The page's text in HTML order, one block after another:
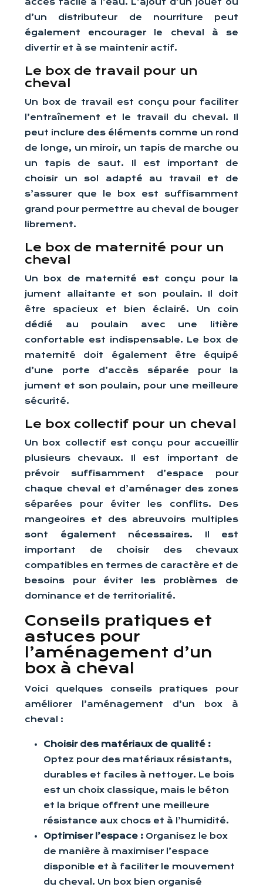
d’un distributeur de nourriture peut
également encourager le cheval à se
divertir et à se maintenir actif.
Le box de travail pour un
cheval
Un box de travail est conçu pour faciliter
l’entraînement et le travail du cheval. Il
peut inclure des éléments comme un rond
de longe, un miroir, un tapis de marche ou
un tapis de saut. Il est important de
choisir un sol adapté au travail et de
s’assurer que le box est suffisamment
grand pour permettre au cheval de bouger
librement.
Le box de maternité pour un
cheval
Un box de maternité est conçu pour la
jument allaitante et son poulain. Il doit
être spacieux et bien éclairé. Un coin
dédié au poulain avec une litière
confortable est indispensable. Le box de
maternité doit également être équipé
d’une porte d’accès séparée pour la
jument et son poulain, pour une meilleure
sécurité.
Le box collectif pour un cheval
Un box collectif est conçu pour accueillir
plusieurs chevaux. Il est important de
prévoir suffisamment d’espace pour
chaque cheval et d’aménager des zones
séparées pour éviter les conflits. Des
mangeoires et des abreuvoirs multiples
sont également nécessaires. Il est
important de choisir des chevaux
compatibles en termes de caractère et de
besoins pour éviter les problèmes de
dominance et de territorialité.
Conseils pratiques et
astuces pour
l’aménagement d’un
box à cheval
Voici quelques conseils pratiques pour
améliorer l’aménagement d’un box à
cheval :
Choisir des matériaux de qualité :
Optez pour des matériaux résistants,
durables et faciles à nettoyer. Le bois
est un choix classique, mais le béton
et la brique offrent une meilleure
résistance aux chocs et à l’humidité.
Optimiser l’espace : Organisez le box
de manière à maximiser l’espace
disponible et à faciliter le mouvement
du cheval. Un box bien organisé